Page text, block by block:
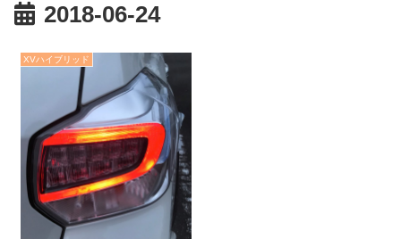
2018-06-24
XVハイブリッド